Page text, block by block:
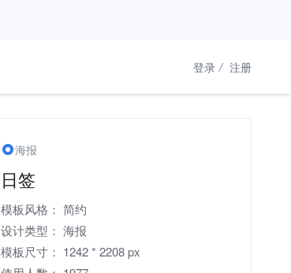
登录 / 注册
海报
日签
模板风格： 简约
设计类型： 海报
模板尺寸： 1242 * 2208 px